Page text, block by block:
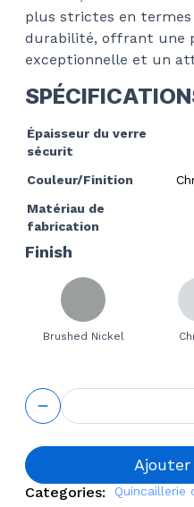
plus strictes en
durabilité, offrant une
exceptionnelle et un
Épaisseur du verre
sécurit
Couleur/Finition
Matériau de
fabrication
Finish
Brushed Nickel
quantité
de
Round
Back to
Mounted
Handle
Categories: Quincaillerie